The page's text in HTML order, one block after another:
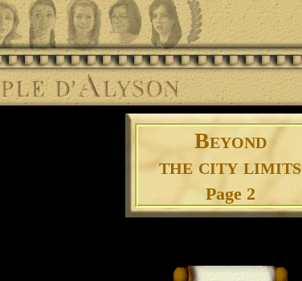
Beyond
the city limits
Page 2